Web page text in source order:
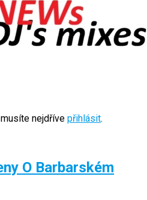
nejdříve přihlásit.
O Barbarském